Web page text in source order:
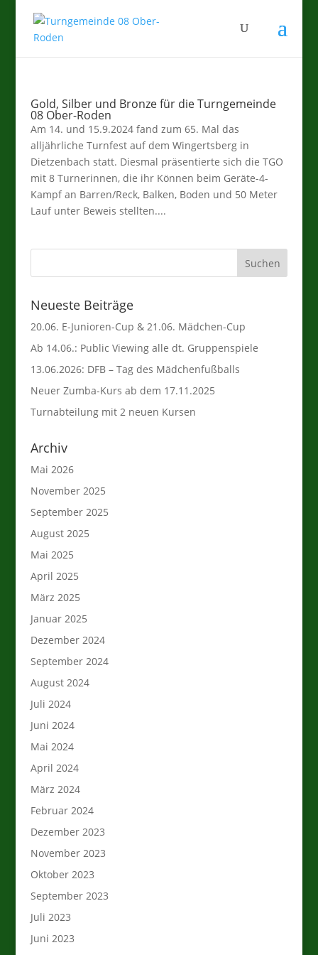
Gold, Silber und Bronze für die Turngemeinde
08 Ober-Roden
Am 14. und 15.9.2024 fand zum 65. Mal das
alljährliche Turnfest auf dem Wingertsberg in
Dietzenbach statt. Diesmal präsentierte sich die TGO
mit 8 Turnerinnen, die ihr Können beim Geräte-4-
Kampf an Barren/Reck, Balken, Boden und 50 Meter
Lauf unter Beweis stellten....
Neueste Beiträge
20.06. E-Junioren-Cup & 21.06. Mädchen-Cup
Ab 14.06.: Public Viewing alle dt. Gruppenspiele
13.06.2026: DFB – Tag des Mädchenfußballs
Neuer Zumba-Kurs ab dem 17.11.2025
Turnabteilung mit 2 neuen Kursen
Archiv
Mai 2026
November 2025
September 2025
August 2025
Mai 2025
April 2025
März 2025
Januar 2025
Dezember 2024
September 2024
August 2024
Juli 2024
Juni 2024
Mai 2024
April 2024
März 2024
Februar 2024
Dezember 2023
November 2023
Oktober 2023
September 2023
Juli 2023
Juni 2023